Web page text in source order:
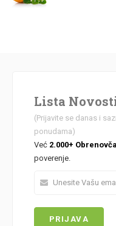
Lista
(Prijavite se danas i
ponudama)
Već 2.000+
poverenje.